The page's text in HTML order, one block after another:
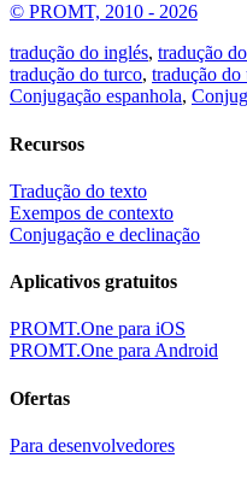
© PROMT, 2010 - 2026
tradução do inglés, tradução
tradução do turco, tradução do
Conjugação espanhola,
Recursos
Tradução do texto
Exempos de contexto
Conjugação e declinação
Aplicativos gratuitos
PROMT.One para iOS
PROMT.One para Android
Ofertas
Para desenvolvedores